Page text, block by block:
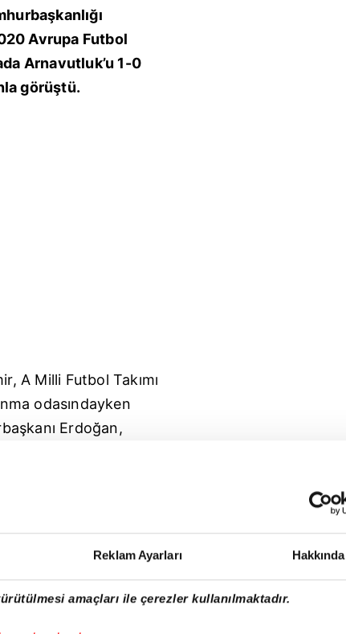
Reklam Ayarları Hakkında
amaçları ile çerezler kullanılmaktadır.
Avrupa Futbol
Arnavutluk’u 1-0
görüştü.
A Milli Futbol Takımı
odasındayken
Erdoğan,
Mehmetçiğe